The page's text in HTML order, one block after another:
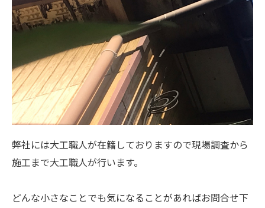
弊社には大工職人が在籍しておりますので現場調査から
施工まで大工職人が行います。
どんな小さなことでも気になることがあればお問合せ下